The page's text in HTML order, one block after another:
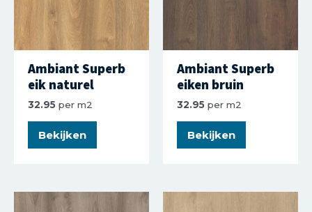
Ambiant Superb
eik naturel
32.95 per m2
Bekijken
Ambiant Superb
eiken bruin
32.95 per m2
Bekijken